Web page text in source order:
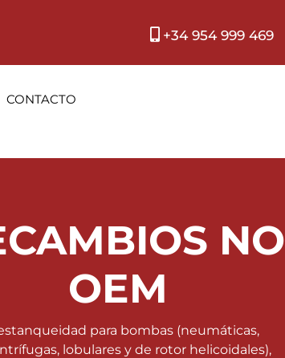
+34 954 999 469
CONTACTO
NO
OEM
para bombas (neumáticas,
lobulares y de rotor helicoidales),